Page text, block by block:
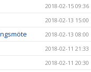
2018-02-15 09:36
2018-02-13 15:00
2018-02-13 08:00
2018-02-11 21:33
2018-02-11 20:30